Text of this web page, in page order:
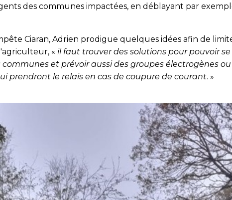
des communes impactées, en déblayant par
Ciaran, Adrien prodigue quelques idées afin de
« il faut trouver des solutions pour pouvoir se
et prévoir aussi des groupes électrogènes ou
prendront le relais en cas de coupure de courant. »